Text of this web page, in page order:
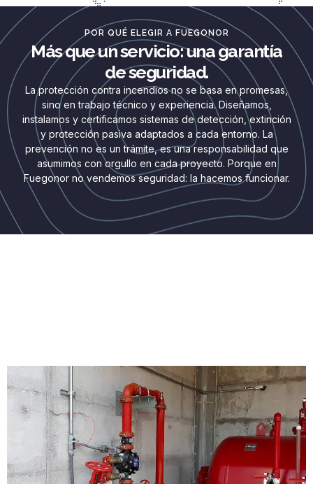
POR QUÉ ELEGIR A FUEGONOR
Más que un servicio: una garantía
de seguridad.
La protección contra incendios no se basa en promesas,
sino en trabajo técnico y experiencia. Diseñamos,
instalamos y certificamos sistemas de detección, extinción
y protección pasiva adaptados a cada entorno. La
prevención no es un trámite, es una responsabilidad que
asumimos con orgullo en cada proyecto. Porque en
Fuegonor no vendemos seguridad: la hacemos funcionar.